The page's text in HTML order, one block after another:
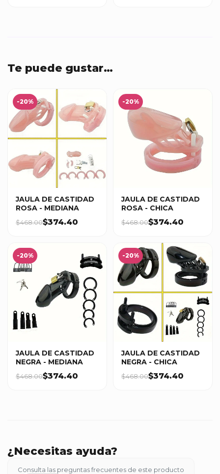
Te puede gustar…
-20%
JAULA DE CASTIDAD
ROSA - MEDIANA
$468.00$374.40
-20%
JAULA DE CASTIDAD
ROSA - CHICA
$468.00$374.40
-20%
JAULA DE CASTIDAD
NEGRA - MEDIANA
$468.00$374.40
-20%
JAULA DE CASTIDAD
NEGRA - CHICA
$468.00$374.40
¿Necesitas ayuda?
Consulta las preguntas frecuentes de este producto